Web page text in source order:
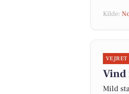
Kilde:
VEJRET
Vind
Mild